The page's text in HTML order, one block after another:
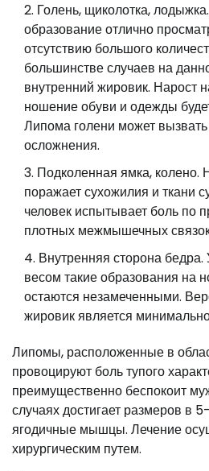
Голень, щиколотка,
образование отлично
отсутствию большого
большинстве случаев на
внутренний жировик. Нарост
ношение обуви и одежды
Липома голени может
осложнения.
Подколенная ямка, колено.
поражает сухожилия и ткани
человек испытывает боль по
плотных межмышечных
Внутренняя сторона
весом такие образования на
остаются незамеченными.
жировик является
Липомы, расположенные в
провоцируют боль тупого
преимущественно беспокоит
случаях достигает размеров в
ягодичные мышцы. Лечение
хирургическим путем.